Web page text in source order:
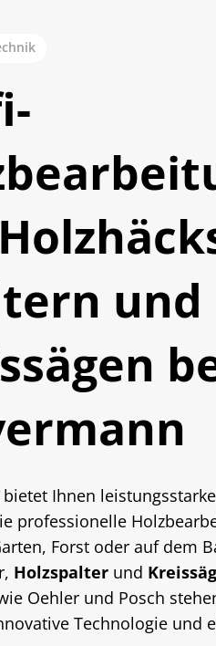
und
Ihnen
professionelle
Forst oder auf dem
Holzspalter und
Oehler und Posch
Technologie und